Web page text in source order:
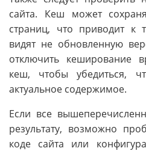
сайта. Кеш может
страниц, что приводит к
видят не обновленную
отключить кеширование
кеш, чтобы убедиться,
актуальное содержимое.
Если все
результату, возможно
коде сайта или